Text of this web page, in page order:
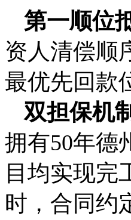
第一顺位
资人清偿顺
最优先回款
双担保机
拥有50年德
目均实现完
时，合同约